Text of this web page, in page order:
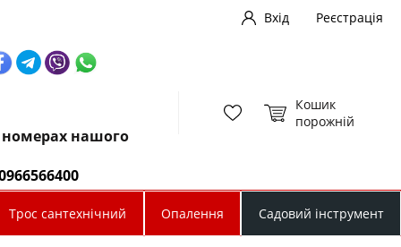
Вхід Реєстрація
номерах нашого
Кошик
порожній
Трос сантехнічний Опалення Садовий інструмент